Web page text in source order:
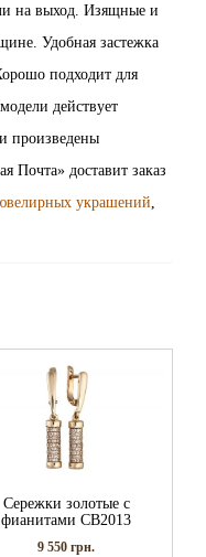
на выход. Изящные и
Удобная застежка
подходит для
действует
произведены
доставит заказ
украшений
Сережки золотые с
фианитами СВ2013
9 550грн.